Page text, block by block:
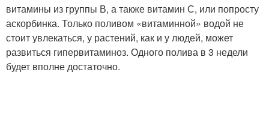
витамины из группы В, а также витамин С, или попросту
аскорбинка. Только поливом «витаминной» водой не
стоит увлекаться, у растений, как и у людей, может
развиться гипервитаминоз. Одного полива в 3 недели
будет вполне достаточно.